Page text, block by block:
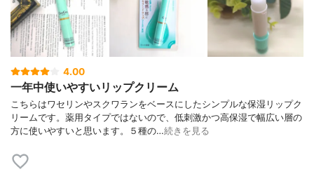
4.00
一年中使いやすいリップクリーム
こちらはワセリンやスクワランをベースにしたシンプルな保湿リップク
リームです。薬用タイプではないので、低刺激かつ高保湿で幅広い層の
方に使いやすいと思います。５種の…続きを見る